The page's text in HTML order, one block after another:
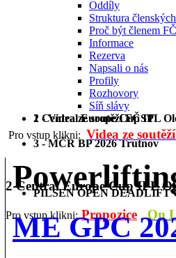
Oddíly
Struktura
Proč být členem
Informace
Rezerva
Napsali o nás
Profily
Rozhovory
Síň slávy
1 - Videa ze soutěží FČST
2 Central Europe Cup IPL
3 - MČR BP 2026 Trutnov
PILSEN OPEN DEADLIFT
Pro vstup klikni: Videa ze
2 Central Europe Cup IPL
Pro vstup klikni: Propozice On
ME GPC